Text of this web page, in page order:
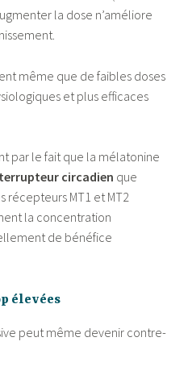
la dose n’améliore
même que de faibles doses
et plus efficaces
par le fait que la mélatonine
circadien que
récepteurs MT1 et MT2
la concentration
de bénéfice
élevées
peut même devenir contre-